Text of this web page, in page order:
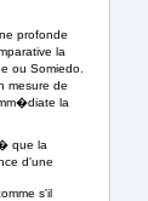
profonde
la
ou Somiedo.
mesure de
la
que la
d'une
s'il